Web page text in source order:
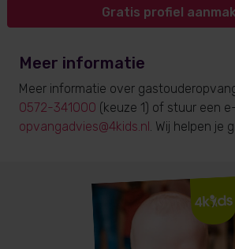
Gratis profiel
Meer informatie
Meer informatie over
0572-341000 (keuze 1) of stuur een
opvangadvies@4kids.nl. Wij helpen je